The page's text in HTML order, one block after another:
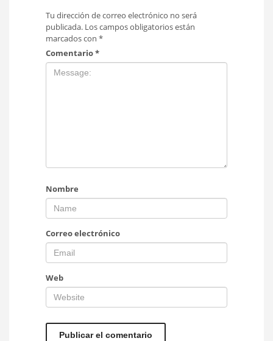
Tu dirección de correo electrónico no será
publicada. Los campos obligatorios están
marcados con *
Comentario*
Nombre
Correo electrónico
Web